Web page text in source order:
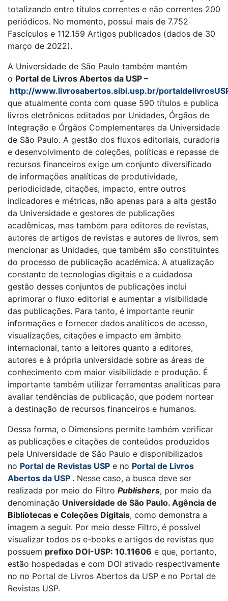
totalizando entre títulos correntes e não correntes 200
periódicos. No momento, possui mais de 7.752
Fascículos e 112.159 Artigos publicados (dados de 30
março de 2022).
A Universidade de São Paulo também mantém
o Portal de Livros Abertos da USP –
http://www.livrosabertos.sibi.usp.br/
que atualmente conta com quase 590 títulos e publica
livros eletrônicos editados por Unidades, Órgãos de
Integração e Órgãos Complementares da Universidade
de São Paulo. A gestão dos fluxos editoriais, curadoria
e desenvolvimento de coleções, políticas e repasse de
recursos financeiros exige um conjunto diversificado
de informações analíticas de produtividade,
periodicidade, citações, impacto, entre outros
indicadores e métricas, não apenas para a alta gestão
da Universidade e gestores de publicações
acadêmicas, mas também para editores de revistas,
autores de artigos de revistas e autores de livros, sem
mencionar as Unidades, que também são constituintes
do processo de publicação acadêmica. A atualização
constante de tecnologias digitais e a cuidadosa
gestão desses conjuntos de publicações inclui
aprimorar o fluxo editorial e aumentar a visibilidade
das publicações. Para tanto, é importante reunir
informações e fornecer dados analíticos de acesso,
visualizações, citações e impacto em âmbito
internacional, tanto a leitores quanto a editores,
autores e à própria universidade sobre as áreas de
conhecimento com maior visibilidade e produção. É
importante também utilizar ferramentas analíticas para
avaliar tendências de publicação, que podem nortear
a destinação de recursos financeiros e humanos.
Dessa forma, o Dimensions permite também verificar
as publicações e citações de conteúdos produzidos
pela Universidade de São Paulo e disponibilizados
no Portal de Revistas USP e no Portal de Livros
Abertos da USP . Nesse caso, a busca deve ser
realizada por meio do Filtro Publishers, por meio da
denominação Universidade de São Paulo. Agência de
Bibliotecas e Coleções Digitais, como demonstra a
imagem a seguir. Por meio desse Filtro, é possível
visualizar todos os e-books e artigos de revistas que
possuem prefixo DOI-USP: 10.11606 e que, portanto,
estão hospedadas e com DOI ativado respectivamente
no no Portal de Livros Abertos da USP e no Portal de
Revistas USP.